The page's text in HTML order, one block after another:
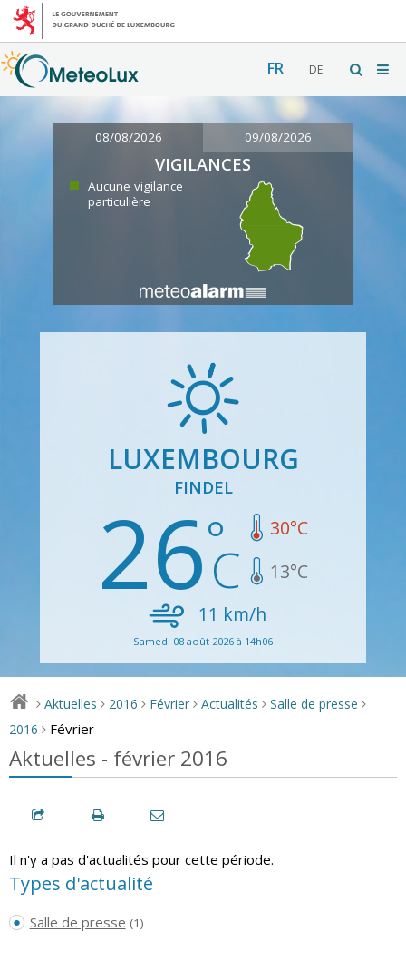
FR DE
08/08/2026 09/08/2026
VIGILANCES
Aucune vigilance
particulière
LUXEMBOURG
FINDEL
26 30°C
13°C
11 km/h
Samedi 08 août 2026 à 14h06
> Aktuelles > 2016 > Février > Actualités > Salle de presse >
2016 > Février
Aktuelles - février 2016
Il n'y a pas d'actualités pour cette période.
Types d'actualité
Salle de presse (1)